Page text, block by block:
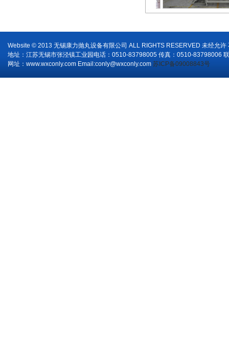
Website © 2013 无锡康力抛丸设备有限公司 ALL RIGHTS RESERVED 未经允许
地址：江苏无锡市张泾镇工业园电话：0510-83798005 传真：0510-83798006
网址：www.wxconly.com Email:conly@wxconly.com 苏ICP备09008843号